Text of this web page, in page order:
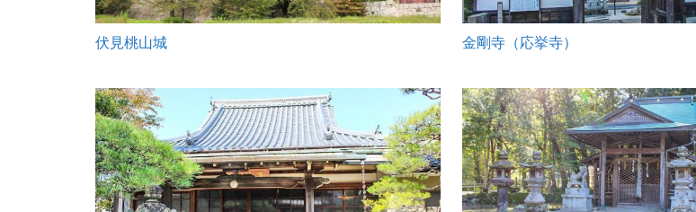
伏見桃山城 金剛寺（応挙寺）